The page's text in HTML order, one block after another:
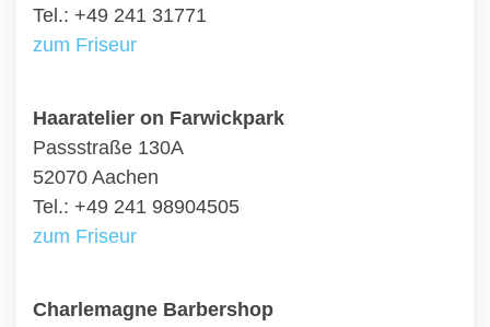
Tel.: +49 241 31771
zum Friseur
Haaratelier on Farwickpark
Passstraße 130A
52070 Aachen
Tel.: +49 241 98904505
zum Friseur
Charlemagne Barbershop